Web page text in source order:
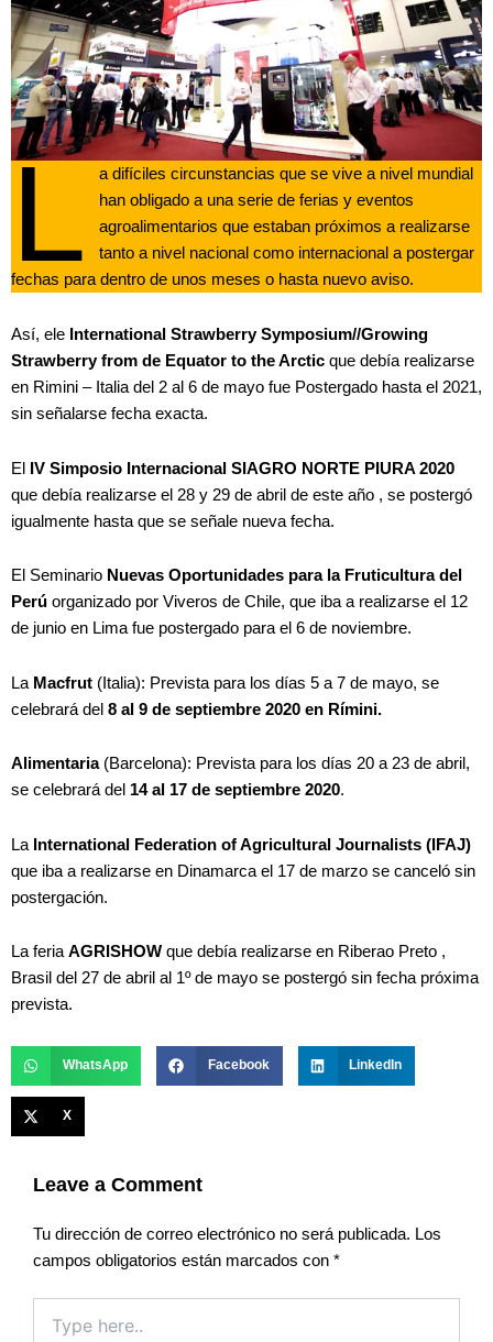
L
a difíciles circunstancias que se vive a nivel mundial
han obligado a una serie de ferias y eventos
agroalimentarios que estaban próximos a realizarse
tanto a nivel nacional como internacional a postergar
fechas para dentro de unos meses o hasta nuevo aviso.
Así, ele International Strawberry Symposium//Growing
Strawberry from de Equator to the Arctic que debía realizarse
en Rimini – Italia del 2 al 6 de mayo fue Postergado hasta el 2021,
sin señalarse fecha exacta.
El IV Simposio Internacional SIAGRO NORTE PIURA 2020
que debía realizarse el 28 y 29 de abril de este año , se postergó
igualmente hasta que se señale nueva fecha.
El Seminario Nuevas Oportunidades para la Fruticultura del
Perú organizado por Viveros de Chile, que iba a realizarse el 12
de junio en Lima fue postergado para el 6 de noviembre.
La Macfrut (Italia): Prevista para los días 5 a 7 de mayo, se
celebrará del 8 al 9 de septiembre 2020 en Rímini.
Alimentaria(Barcelona): Prevista para los días 20 a 23 de abril,
se celebrará del 14 al 17 de septiembre 2020.
La International Federation of Agricultural Journalists (IFAJ)
que iba a realizarse en Dinamarca el 17 de marzo se canceló sin
postergación.
La feriaAGRISHOW que debía realizarse en Riberao Preto ,
Brasil del 27 de abril al 1º de mayo se postergó sin fecha próxima
prevista.
WhatsApp Facebook LinkedIn
X
Leave a Comment
Tu dirección de correo electrónico no será publicada. Los
campos obligatorios están marcados con *
here..